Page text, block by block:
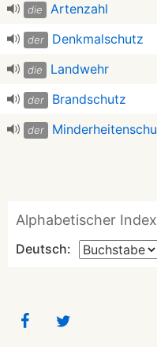
die Artenzahl
der Denkmalschutz
die Landwehr
der Brandschutz
der
Alphabetischer Index
Deutsch: